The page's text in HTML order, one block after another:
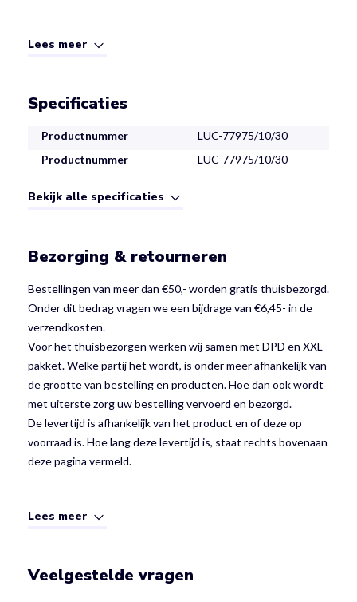
Lees meer
Specificaties
Productnummer
LUC-77975/10/30
Productnummer
LUC-77975/10/30
Bekijk alle specificaties
Bezorging & retourneren
Bestellingen van meer dan €50,- worden gratis thuisbezorgd.
Onder dit bedrag vragen we een bijdrage van €6,45- in de
verzendkosten.
Voor het thuisbezorgen werken wij samen met DPD en XXL
pakket. Welke partij het wordt, is onder meer afhankelijk van
de grootte van bestelling en producten. Hoe dan ook wordt
met uiterste zorg uw bestelling vervoerd en bezorgd.
De levertijd is afhankelijk van het product en of deze op
voorraad is. Hoe lang deze levertijd is, staat rechts bovenaan
deze pagina vermeld.
Lees meer
Veelgestelde vragen